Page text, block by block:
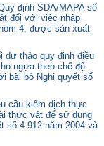
định SDA/MAPA số
đối với việc nhập
4, được sản xuất
dự thảo quy định điều
ngựa theo chế độ
bãi bỏ Nghị quyết số
cầu kiểm dịch thực
thực vật để sử dụng
số 4.912 năm 2004 và